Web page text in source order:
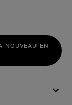
NOUVEAU EN